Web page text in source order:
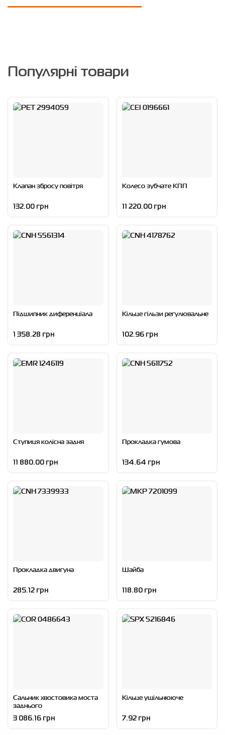
Популярні товари
Клапан збросу повітря
132.00 грн
Колесо зубчате КПП
11 220.00 грн
Підшипник диференціала
1 358.28 грн
Кільце гільзи регулювальне
102.96 грн
Ступиця колісна задня
11 880.00 грн
Прокладка гумова
134.64 грн
Прокладка двигуна
285.12 грн
Шайба
118.80 грн
Сальник хвостовика моста
заднього
3 086.16 грн
Кільце ущільнююче
7.92 грн